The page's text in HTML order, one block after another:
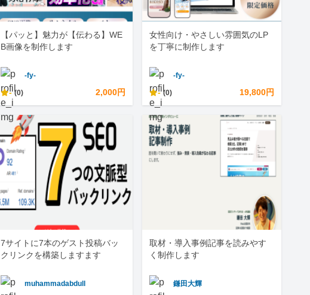
【パッと】魅力が【伝わる】WE
B画像を制作します
-fy-
- (0) 2,000円
女性向け・やさしい雰囲気のLP
を丁寧に制作します
-fy-
- (0) 19,800円
7サイトに7本のゲスト投稿バッ
クリンクを構築しますます
muhammadabdull
取材・導入事例記事を読みやす
く制作します
鎌田大輝